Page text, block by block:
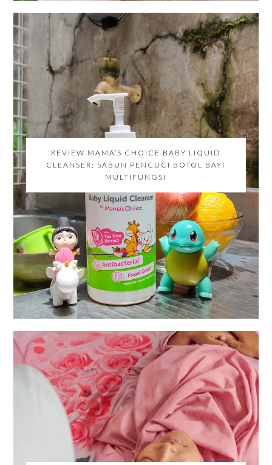
REVIEW MAMA’S CHOICE BABY LIQUID
CLEANSER: SABUN PENCUCI BOTOL BAYI
MULTIFUNGSI